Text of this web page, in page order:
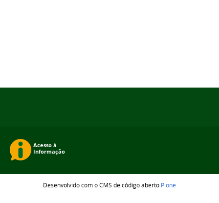
Desenvolvido com o CMS de código aberto Plone